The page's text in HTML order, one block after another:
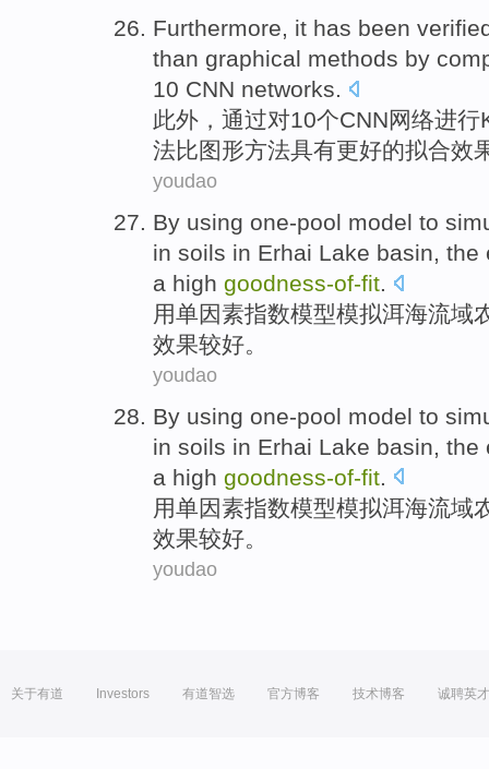
Furthermore, it has been
than graphical methods by
10 CNN networks.
此外 ，通过对10个CNN网络进行
法比图形方法具有更好的拟合效
youdao
By using one-pool model to
in soils in Erhai Lake basin, the
a high goodness-of-fit.
用单因素指数模型模拟洱海流域
效果较好。
youdao
By using one-pool model to
in soils in Erhai Lake basin , the
a high goodness-of-fit
用单因素指数模型模拟洱海流域
效果较好。
youdao
关于有道 Investors 有道智选 官方博客 技术博客 诚聘英才